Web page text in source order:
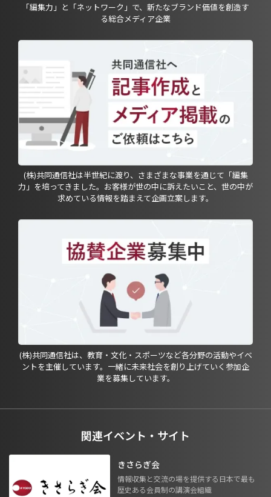
「編集力」と「ネットワーク」で、新たなブランド価値を創造す
る総合メディア企業
(株)共同通信社は半世紀に渡り、さまざまな事業を通じて「編集
力」を培ってきました。お客様が世の中に訴えたいこと、世の中が
求めている情報を踏まえて企画立案します。
(株)共同通信社は、教育・文化・スポーツなど各分野の活動やイベ
ントを主催しています。一緒に未来社会を創り上げていく参加企
業を募集しています。
関連イベント・サイト
きさらぎ会
情報収集と交流の場を提供する日本で最も
歴史ある会員制の講演会組織